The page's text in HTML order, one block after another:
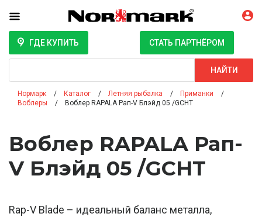
ГДЕ КУПИТЬ СТАТЬ ПАРТНЁРОМ
НАЙТИ
Нормарк Каталог Летняя рыбалка
Приманки
Воблеры
Воблер RAPALA Рап-V Блэйд 05 /GCHT
Воблер RAPALA Рап-
V Блэйд 05 /GCHT
Rap-V Blade – идеальный баланс металла,